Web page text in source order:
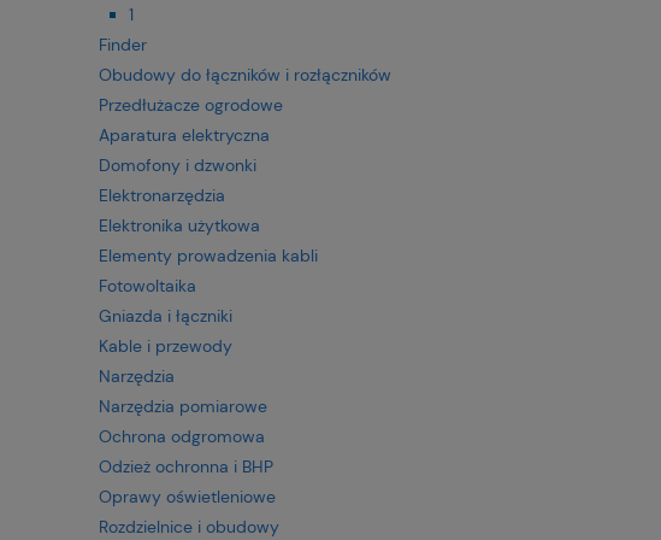
1
Finder
Obudowy do łączników i rozłączników
Przedłużacze ogrodowe
Aparatura elektryczna
Domofony i dzwonki
Elektronarzędzia
Elektronika użytkowa
Elementy prowadzenia kabli
Fotowoltaika
Gniazda i łączniki
Kable i przewody
Narzędzia
Narzędzia pomiarowe
Ochrona odgromowa
Odzież ochronna i BHP
Oprawy oświetleniowe
Rozdzielnice i obudowy